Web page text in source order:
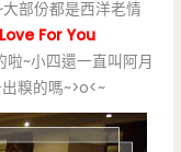
部份都是西洋老情
For You
~小四還一直叫阿月
糗的嗎~>o<~